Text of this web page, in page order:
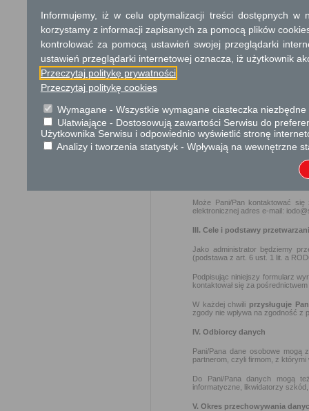
Ustawa z dnia 23
Ustawa z dnia 21
cywilnego (Dz. U.
Ochrona danych osobowych
Zgodnie z art. 13 ust. 1−2
fizycznych w związku z
95/46/WE (ogólne
I. Administrator danych
Administratorem Pani/Pana
Może Pani/Pan kontaktować
elektronicznej adres e-mail:
III. Cele i podstawy
Jako administrator będziemy
(podstawa z art. 6 ust. 1 lit. a
Podpisując niniejszy formularz
kontaktował się za
W każdej chwili przysługuje
zgody nie wpływa na zgodność z
IV. Odbiorcy danych
Pani/Pana dane osobowe mogą
partnerom, czyli firmom, z którymi
Do Pani/Pana danych mogą
informatyczne, likwidatorzy
V. Okres przechowywania
Informujemy, iż w celu optymalizacji treści dostępnych w
korzystamy z informacji zapisanych za pomocą plików
kontrolować za pomocą ustawień swojej przeglądarki
ustawień przeglądarki internetowej oznacza, iż użytkownik
Przeczytaj politykę prywatności
Przeczytaj politykę cookies
Wymagane - Wszystkie wymagane ciasteczka
Ułatwiające - Dostosowują zawartości Serwisu do
Użytkownika Serwisu i odpowiednio wyświetlić stronę
Analizy i tworzenia statystyk - Wpływają na wewnętrzne